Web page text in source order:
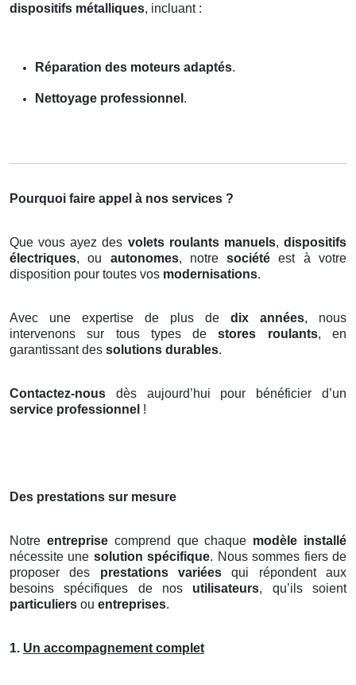
dispositifs métalliques, incluant :
Réparation des moteurs adaptés.
Nettoyage professionnel .
Pourquoi faire appel à nos services ?
Que vous ayez des volets roulants manuels,dispositifs
électriques, ou autonomes, notresociété est à votre
disposition pour toutes vos modernisations.
Avec une expertise de plus de dix années, nous
intervenons sur tous types destores roulants, en
garantissant des solutions durables.
Contactez-nous dès aujourd’hui pour bénéficier d’un
service professionnel !
Des prestations sur mesure
Notre entreprisecomprend que chaque modèle installé
nécessite une solution spécifique. Nous sommes fiers de
proposer des prestations variées qui répondent aux
besoins spécifiques de nos utilisateurs, qu’ils soient
particuliers ou entreprises.
1. Un accompagnement complet